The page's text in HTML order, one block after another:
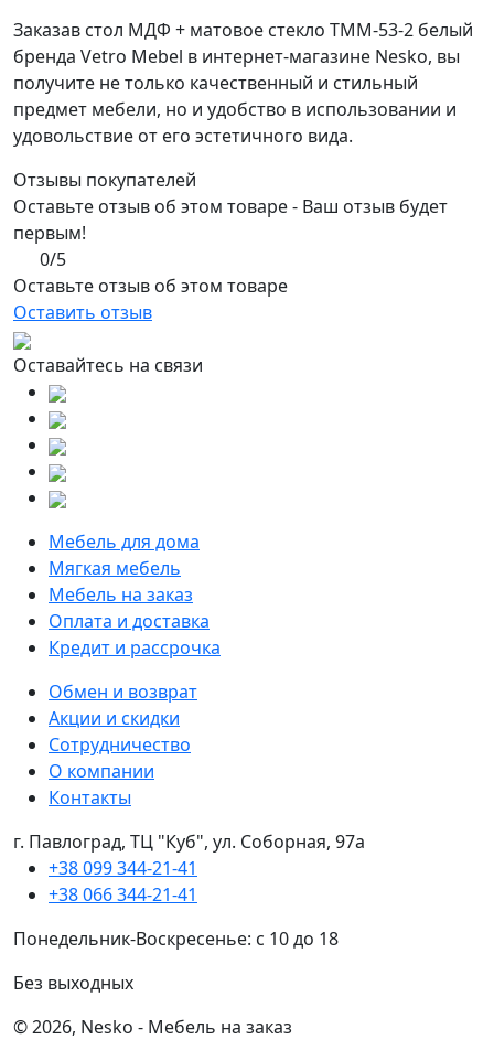
Заказав стол МДФ + матовое стекло TMM-53-2 белый
бренда Vetro Mebel в интернет-магазине Nesko, вы
получите не только качественный и стильный
предмет мебели, но и удобство в использовании и
удовольствие от его эстетичного вида.
Отзывы покупателей
Оставьте отзыв об этом товаре - Ваш отзыв будет
первым!
0/5
Оставьте отзыв об этом товаре
Оставить отзыв
Оставайтесь на связи
Мебель для дома
Мягкая мебель
Мебель на заказ
Оплата и доставка
Кредит и рассрочка
Обмен и возврат
Акции и скидки
Сотрудничество
О компании
Контакты
г. Павлоград, ТЦ "Куб", ул. Соборная, 97а
+38 099 344-21-41
+38 066 344-21-41
Понедельник-Воскресенье: с 10 до 18
Без выходных
© 2026, Nesko - Мебель на заказ